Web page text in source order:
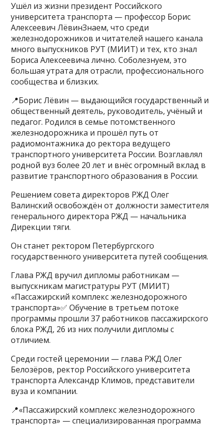
Ушёл из жизни президент Российского
университета транспорта — профессор Борис
Алексеевич ЛёвинЗнаем, что среди
железнодорожников и читателей нашего канала
много выпускников РУТ (МИИТ) и тех, кто знал
Бориса Алексеевича лично. Соболезнуем, это
большая утрата для отрасли, профессионального
сообщества и близких.
📍Борис Лёвин — выдающийся государственный и
общественный деятель, руководитель, учёный и
педагог. Родился в семье потомственного
железнодорожника и прошёл путь от
радиомонтажника до ректора ведущего
транспортного университета России. Возглавлял
родной вуз более 20 лет и внёс огромный вклад в
развитие транспортного образования в России.
Решением совета директоров РЖД Олег
Валинский освобождён от должности заместителя
генерального директора РЖД — начальника
Дирекции тяги.
Он станет ректором Петербургского
государственного университета путей сообщения.
Глава РЖД вручил дипломы работникам —
выпускникам магистратуры РУТ (МИИТ)
«Пассажирский комплекс железнодорожного
транспорта»✅ Обучение в третьем потоке
программы прошли 37 работников пассажирского
блока РЖД, 26 из них получили дипломы с
отличием.
Среди гостей церемонии — глава РЖД Олег
Белозёров, ректор Российского университета
транспорта Александр Климов, представители
вуза и компании.
📍«Пассажирский комплекс железнодорожного
транспорта» — специализированная программа